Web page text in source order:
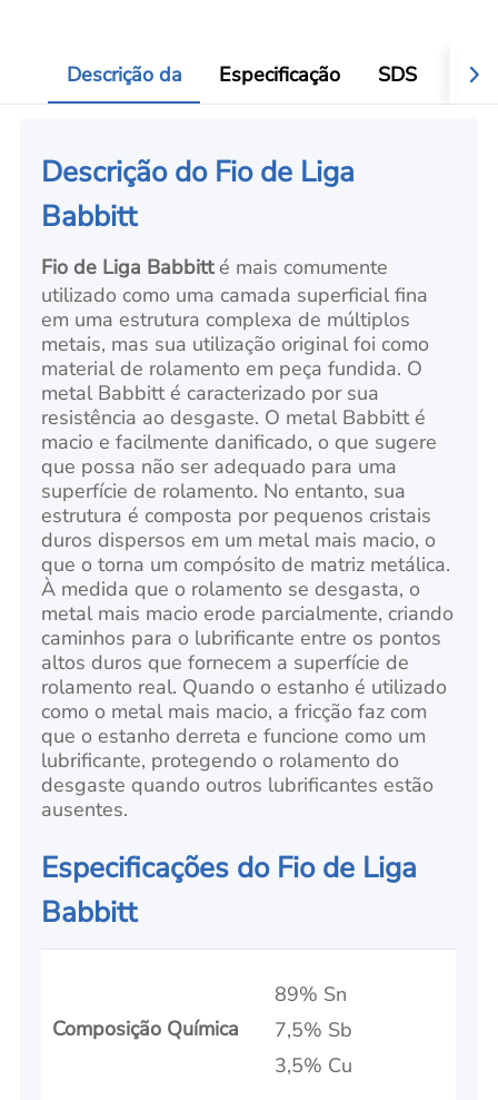
Descrição da Especificação SDS
Descrição do Fio de Liga
Babbitt
Fio de Liga Babbitté mais comumente
utilizado como uma camada superficial fina
em uma estrutura complexa de múltiplos
metais, mas sua utilização original foi como
material de rolamento em peça fundida. O
metal Babbitt é caracterizado por sua
resistência ao desgaste. O metal Babbitt é
macio e facilmente danificado, o que sugere
que possa não ser adequado para uma
superfície de rolamento. No entanto, sua
estrutura é composta por pequenos cristais
duros dispersos em um metal mais macio, o
que o torna um compósito de matriz metálica.
À medida que o rolamento se desgasta, o
metal mais macio erode parcialmente, criando
caminhos para o lubrificante entre os pontos
altos duros que fornecem a superfície de
rolamento real. Quando o estanho é utilizado
como o metal mais macio, a fricção faz com
que o estanho derreta e funcione como um
lubrificante, protegendo o rolamento do
desgaste quando outros lubrificantes estão
ausentes.
Especificações do Fio de Liga
Babbitt
Composição Química
89% Sn
7,5% Sb
3,5% Cu